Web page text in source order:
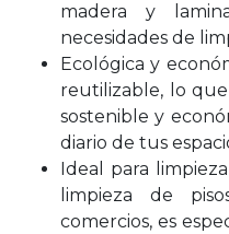
madera y
necesidades de
Ecológica y
reutilizable, lo
sostenible y
diario de tus
Ideal para
limpieza de
comercios, es